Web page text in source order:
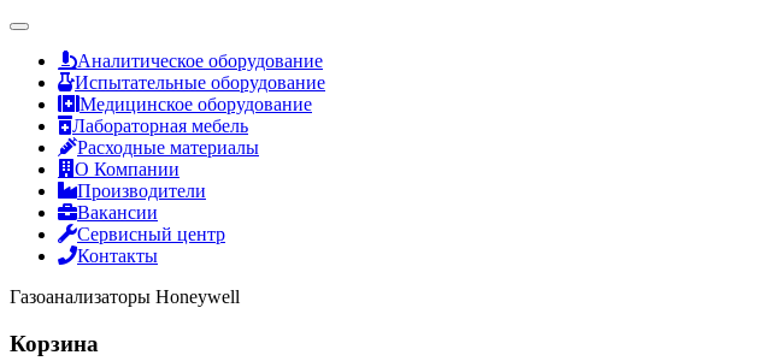
Аналитическое оборудование
Испытательные оборудование
Медицинское оборудование
Лабораторная мебель
Расходные материалы
О Компании
Производители
Вакансии
Сервисный центр
Контакты
Газоанализаторы Honeywell
Корзина